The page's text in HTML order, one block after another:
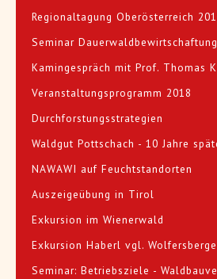
Regionaltagung Oberösterreich
Seminar Dauerwaldbewirtschaftung
Kamingespräch mit Prof. Thomas
Veranstaltungsprogramm 2018
Durchforstungsstrategien
Waldgut Pottschach - 10 Jahre
NAWAWI auf Feuchtstandorten
Auszeigeübung in Tirol
Exkursion im Wienerwald
Exkursion Haberl vgl.
Seminar: Betriebsziele -